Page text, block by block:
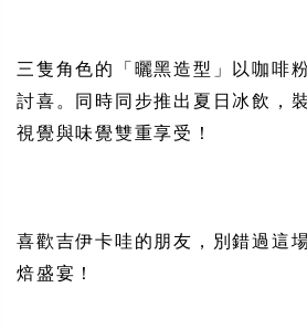
三隻角色的「曬黑造型」以咖啡
討喜。同時同步推出夏日冰飲，
視覺與味覺雙重享受！
喜歡吉伊卡哇的朋友，別錯過這
焙盛宴！